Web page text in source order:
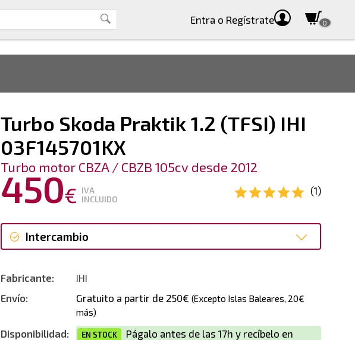
Entra o Regístrate 0
Turbo Skoda Praktik 1.2 (TFSI) IHI
03F145701KX
Turbo motor CBZA / CBZB 105cv desde 2012
450€ IVA
INCLUIDO
(1)
Intercambio
Reconstrucción
Fabricante:
IHI
Envío:
Gratuito a partir de 250€ (Excepto Islas Baleares, 20€
más)
Disponibilidad: EN STOCK
Págalo antes de las 17h y recíbelo en